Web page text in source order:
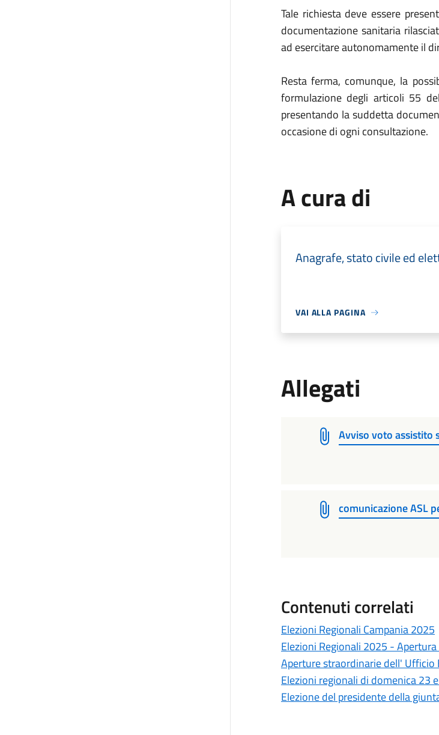
Tale richiesta deve essere
documentazione sanitaria
ad esercitare autonomamente il
Resta ferma, comunque, la
formulazione degli articoli 55
presentando la suddetta
occasione di ogni consultazione.
A cura di
Anagrafe, stato civile ed
VAI ALLA PAGINA
Allegati
Avviso voto assistito
comunicazione ASL
Contenuti correlati
Elezioni Regionali Campania 2025
Elezioni Regionali 2025 -
Aperture straordinarie dell' Ufficio
Elezioni regionali di domenica 23
Elezione del presidente della